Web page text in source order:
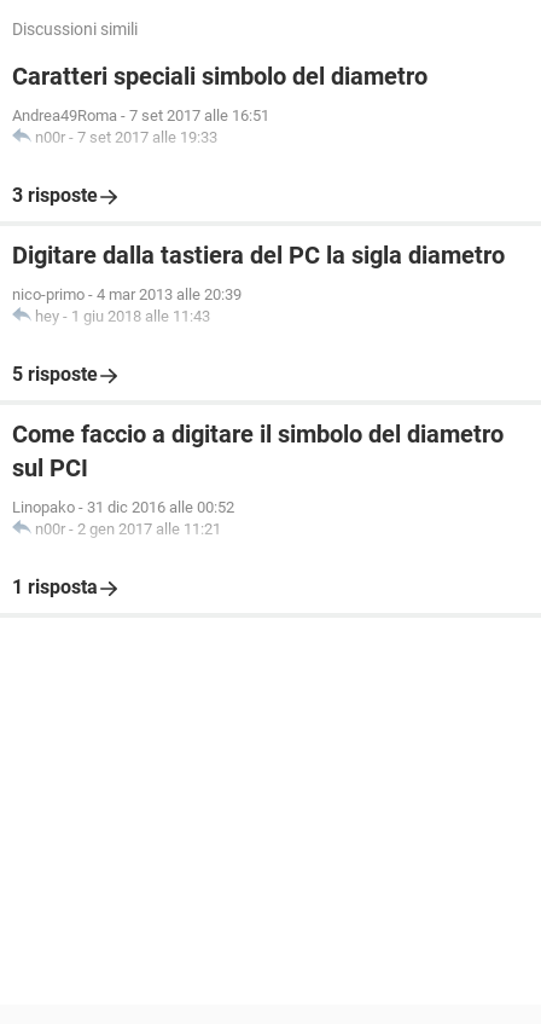
Discussioni simili
Caratteri speciali simbolo del diametro
Andrea49Roma - 7 set 2017 alle 16:51
n00r - 7 set 2017 alle 19:33
3 risposte
Digitare dalla tastiera del PC la sigla diametro
nico-primo - 4 mar 2013 alle 20:39
hey - 1 giu 2018 alle 11:43
5 risposte
Come faccio a digitare il simbolo del diametro
sul PCI
Linopako - 31 dic 2016 alle 00:52
n00r - 2 gen 2017 alle 11:21
1 risposta